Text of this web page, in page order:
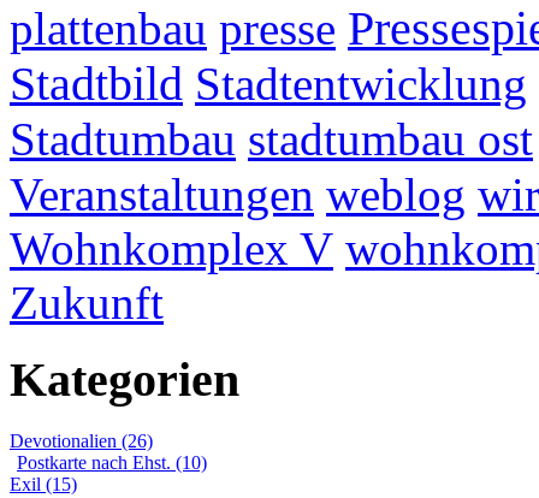
plattenbau presse
Stadtbild Stadtentwicklung
Stadtumbau stadtumbau ost
Veranstaltungen weblog
Wohnkomplex V
Zukunft
Kategorien
Devotionalien (26)
Postkarte nach Ehst. (10)
Exil (15)